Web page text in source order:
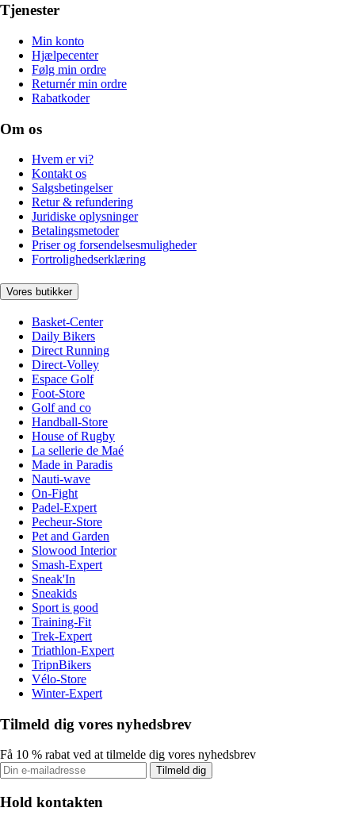
Tjenester
Min konto
Hjælpecenter
Følg min ordre
Returnér min ordre
Rabatkoder
Om os
Hvem er vi?
Kontakt os
Salgsbetingelser
Retur & refundering
Juridiske oplysninger
Betalingsmetoder
Priser og forsendelsesmuligheder
Fortrolighedserklæring
Vores butikker
Basket-Center
Daily Bikers
Direct Running
Direct-Volley
Espace Golf
Foot-Store
Golf and co
Handball-Store
House of Rugby
La sellerie de Maé
Made in Paradis
Nauti-wave
On-Fight
Padel-Expert
Pecheur-Store
Pet and Garden
Slowood Interior
Smash-Expert
Sneak'In
Sneakids
Sport is good
Training-Fit
Trek-Expert
Triathlon-Expert
TripnBikers
Vélo-Store
Winter-Expert
Tilmeld dig vores nyhedsbrev
Få 10 % rabat ved at tilmelde dig vores nyhedsbrev
Tilmeld dig
Hold kontakten